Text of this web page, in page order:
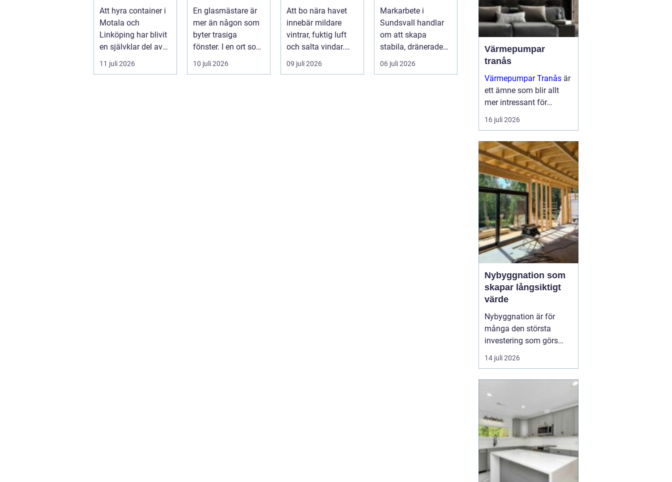
Smart
avfallshantering
för projekt i alla
storlekar
Att hyra container i
Motala och
Linköping har blivit
en självklar del av
många bygg-...
11 juli 2026
kvalitet och
smarta
glaslösningar
En glasmästare är
mer än någon som
byter trasiga
fönster. I en ort som
Bollebygd handlar
yrket lika ...
10 juli 2026
uppvärmning i
kustklimat
Att bo nära havet
innebär mildare
vintrar, fuktig luft
och salta vindar.
Det påverka...
09 juli 2026
hållbara hus,
vägar och
Markarbete i
Sundsvall handlar
om att skapa
stabila, dränerade
och funktionella
markytor som kl...
06 juli 2026
Värmepumpar
tranås
Värmepumpar Tranås är
ett ämne som blir allt
mer intressant för
villaägare,
bostadsrättsföreningar
fastighetsägare som vill
sänka sina
energikostnader och
samtidigt mins...
16 juli 2026
Nybyggnation som
skapar långsiktigt
värde
Nybyggnation är för
många den största
investering som görs
under livet, både
känslomässigt och
fritidshus växer fram
från grunden formas inte
bara v&...
14 juli 2026